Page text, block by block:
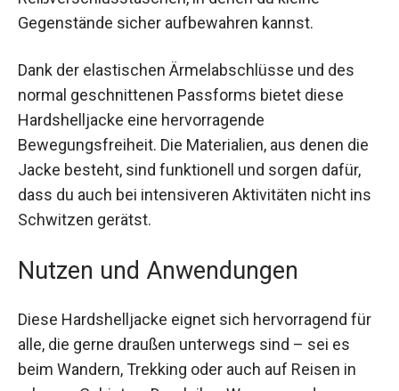
zwei seitliche Reißverschlusstaschen, in denen
du kleine Gegenstände sicher aufbewahren
kannst.
Dank der elastischen Ärmelabschlüsse und des
normal geschnittenen Passforms bietet diese
Hardshelljacke eine hervorragende
Bewegungsfreiheit. Die Materialien, aus denen
die Jacke besteht, sind funktionell und sorgen
dafür, dass du auch bei intensiveren Aktivitäten
nicht ins Schwitzen gerätst.
Nutzen und Anwendungen
Diese Hardshelljacke eignet sich hervorragend
für alle, die gerne draußen unterwegs sind – sei